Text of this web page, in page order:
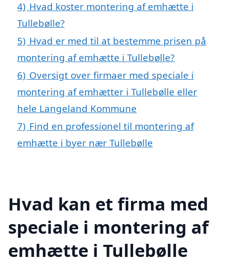
4) Hvad koster montering af emhætte i
Tullebølle?
5) Hvad er med til at bestemme prisen på
montering af emhætte i Tullebølle?
6) Oversigt over firmaer med speciale i
montering af emhætter i Tullebølle eller
hele Langeland Kommune
7) Find en professionel til montering af
emhætte i byer nær Tullebølle
Hvad kan et firma med
speciale i montering af
emhætte i Tullebølle